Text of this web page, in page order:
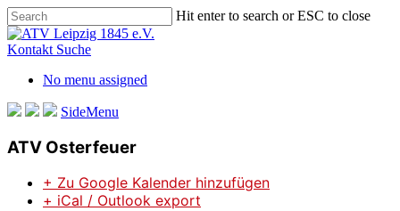
Skip
to
main
Hit enter to search or ESC to close
Close
Search
Kontakt Suche
No menu assigned
SideMenu
ATV Osterfeuer
+ Zu Google Kalender hinzufügen
+ iCal / Outlook export